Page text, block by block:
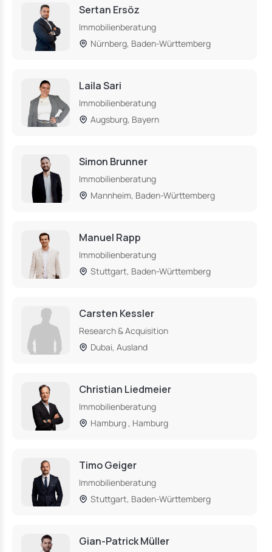
Sertan Ersöz
Immobilienberatung
Nürnberg, Baden-Württemberg
Laila Sari
Immobilienberatung
Augsburg, Bayern
Simon Brunner
Immobilienberatung
Mannheim, Baden-Württemberg
Manuel Rapp
Immobilienberatung
Stuttgart, Baden-Württemberg
Carsten Kessler
Research & Acquisition
Dubai, Ausland
Christian Liedmeier
Immobilienberatung
Hamburg , Hamburg
Timo Geiger
Immobilienberatung
Stuttgart, Baden-Württemberg
Gian-Patrick Müller